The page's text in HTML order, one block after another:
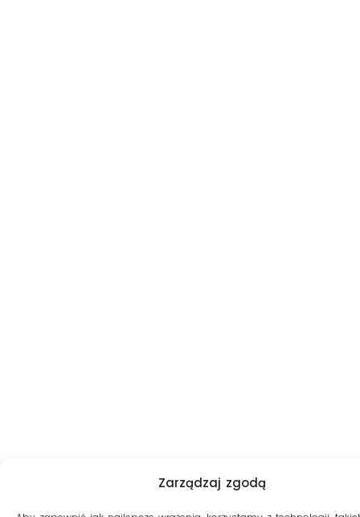
Zarządzaj zgodą